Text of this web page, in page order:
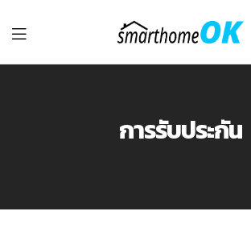
รับ
ติด
Smart
การรับประกัน